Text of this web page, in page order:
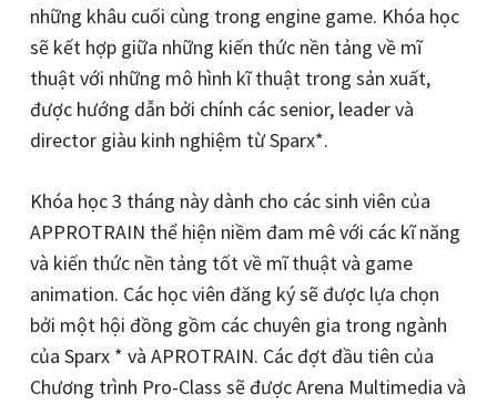
những khâu cuối cùng trong engine game. Khóa học
sẽ kết hợp giữa những kiến thức nền tảng về mĩ
thuật với những mô hình kĩ thuật trong sản xuất,
được hướng dẫn bởi chính các senior, leader và
director giàu kinh nghiệm từ Sparx*.
Khóa học 3 tháng này dành cho các sinh viên của
APPROTRAIN thể hiện niềm đam mê với các kĩ năng
và kiến ​​thức nền tảng tốt về mĩ thuật và game
animation. Các học viên đăng ký sẽ được lựa chọn
bởi một hội đồng gồm các chuyên gia trong ngành
của Sparx * và APROTRAIN. Các đợt đầu tiên của
Chương trình Pro-Class sẽ được Arena Multimedia và